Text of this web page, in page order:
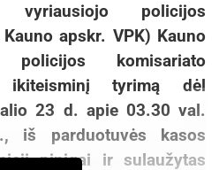
vyriausiojo policijos
apskr. VPK) Kauno
komisariato
ikiteisminį tyrimą dėl
23 d. apie 03.30 val.
iš parduotuvės kasos
pinigai ir sulaužytas